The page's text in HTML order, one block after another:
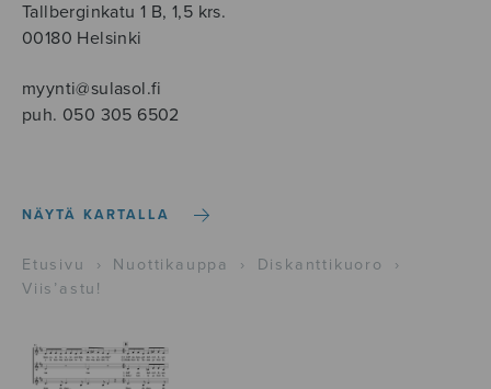
Tallberginkatu 1 B, 1,5 krs.
00180 Helsinki
myynti@sulasol.fi
puh. 050 305 6502
NÄYTÄ KARTALLA
Etusivu › Nuottikauppa › Diskanttikuoro
›
Viis’astu!